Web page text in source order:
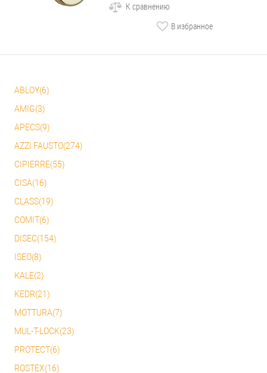
К сравнению
В избранное
ABLOY(6)
AMIG(3)
APECS(9)
AZZI FAUSTO(274)
CIPIERRE(55)
CISA(16)
CLASS(19)
COMIT(6)
DISEC(154)
ISEO(8)
KALE(2)
KEDR(21)
MOTTURA(7)
MUL-T-LOCK(23)
PROTECT(6)
ROSTEX(16)